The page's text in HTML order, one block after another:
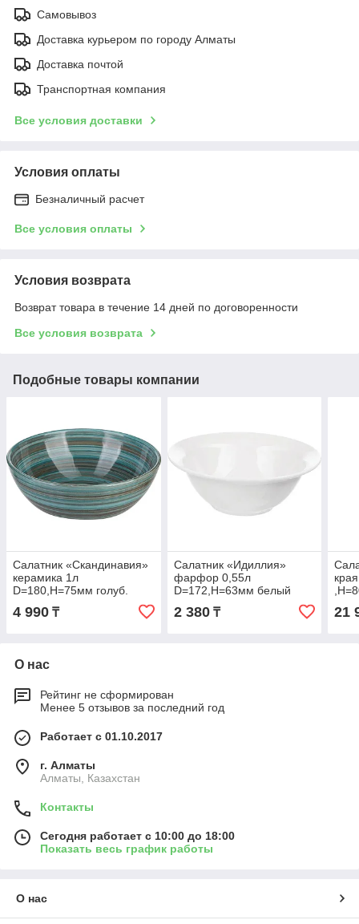
Самовывоз
Доставка курьером по городу Алматы
Доставка почтой
Транспортная компания
Все условия доставки
Условия оплаты
Безналичный расчет
Все условия оплаты
Условия возврата
Возврат товара в течение 14 дней по договоренности
Все условия возврата
Подобные товары компании
Салатник «Скандинавия»
керамика 1л
D=180,H=75мм голуб.
4 990 ₸
Салатник «Идиллия»
фарфор 0,55л
D=172,H=63мм белый
2 380₸ 21
О нас
Рейтинг не сформирован
Менее 5 отзывов за последний год
Работает с 01.10.2017
г. Алматы
Алматы, Казахстан
Контакты
Сегодня работает с 10:00 до 18:00
Показать весь график работы
О нас